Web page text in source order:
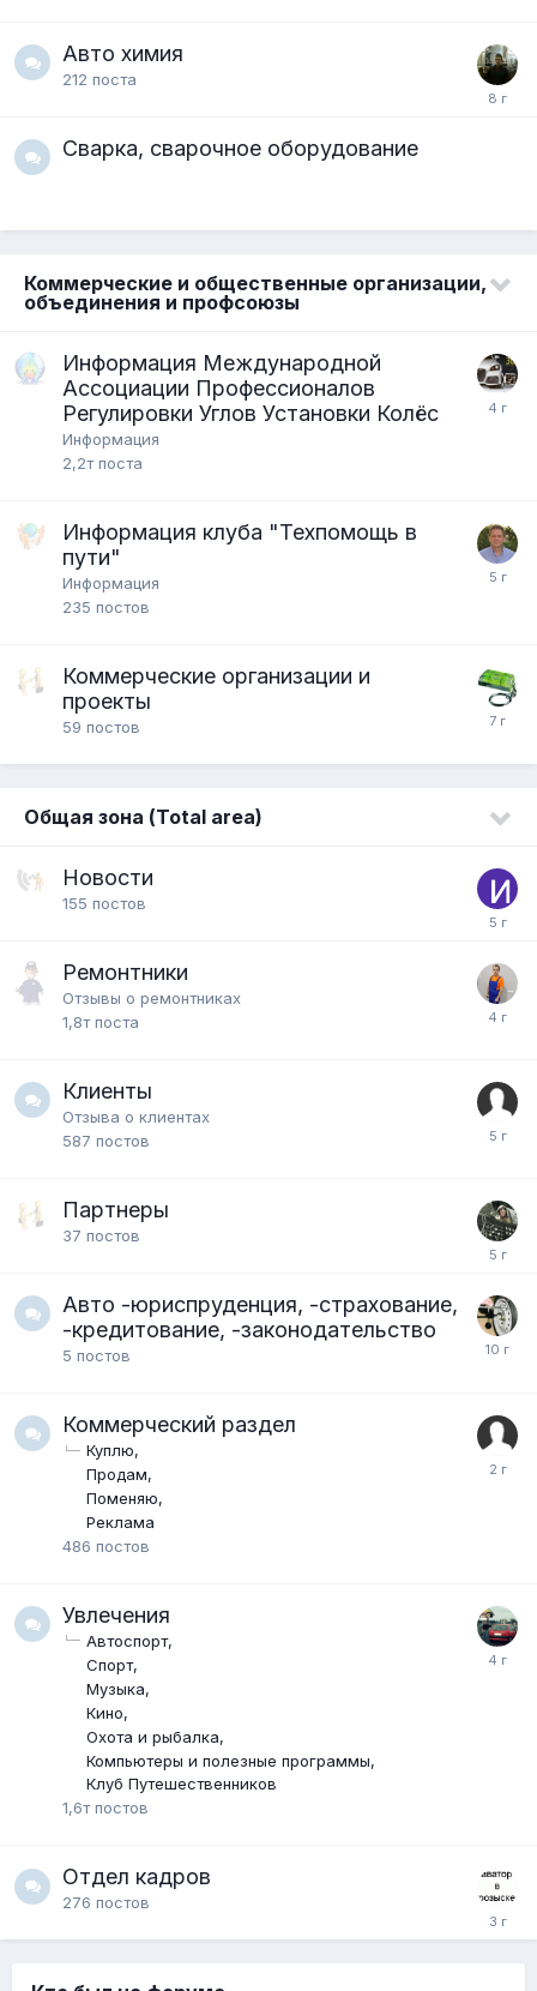
Авто химия
212 поста
Сварка, сварочное оборудование
Коммерческие и общественные организации,
объединения и профсоюзы
Информация Международной
Ассоциации Профессионалов
Регулировки Углов Установки Колёс
Информация
2,2т поста
Информация клуба "Техпомощь в
пути"
Информация
235 постов
Коммерческие организации и
проекты
59 постов
Общая зона (Total area)
Новости
155 постов
Ремонтники
Отзывы о ремонтниках
1,8т поста
Клиенты
Отзыва о клиентах
587 постов
Партнеры
37 постов
Авто -юриспруденция, -страхование,
-кредитование, -законодательство
5 постов
Коммерческий раздел
Куплю
Продам
Поменяю
Реклама
486 постов
Увлечения
Автоспорт
Спорт
Музыка
Кино
Охота и рыбалка
Компьютеры и полезные программы
Клуб Путешественников
1,6т постов
Отдел кадров
276 постов